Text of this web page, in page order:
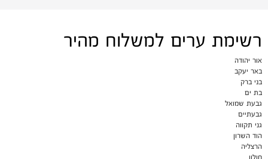
רשימת ערים למשלוח מהיר
אור יהודה
באר יעקב
בני ברק
בת ים
גבעת שמואל
גבעתיים
גני תקווה
הוד השרון
הרצליה
חולון